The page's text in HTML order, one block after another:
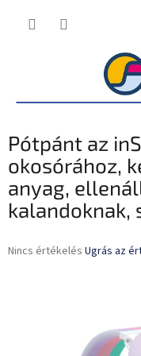
Pótpánt az
okosórához,
anyag,
kalandoknak,
A
Nincs értékelés Ugrás az